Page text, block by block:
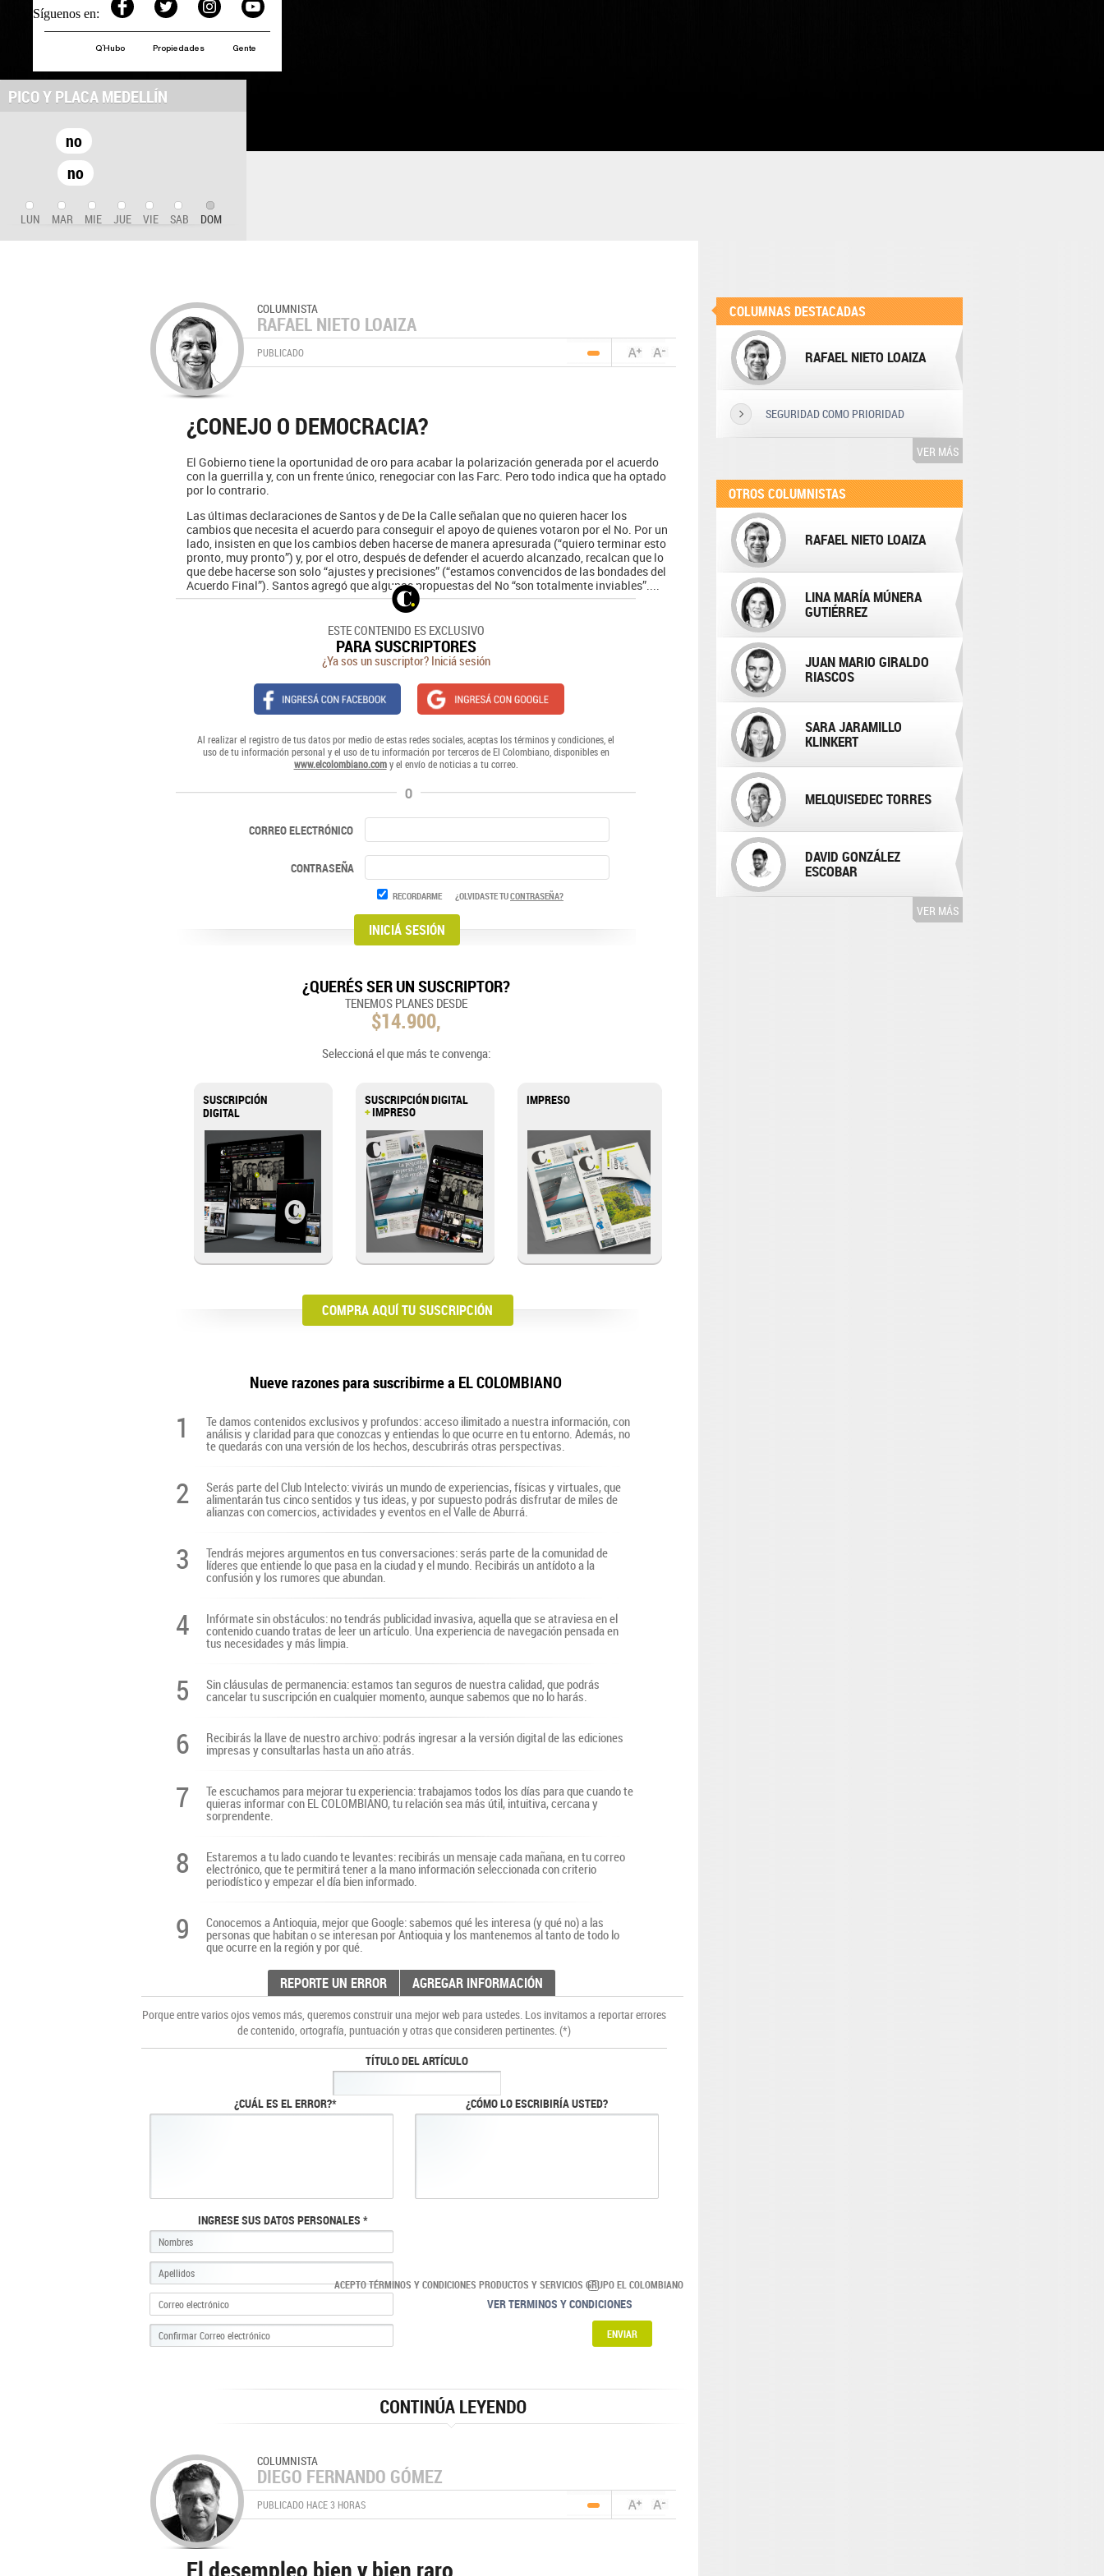
Síguenos en:
Q´Hubo Propiedades Gente
PICO Y PLACA MEDELLÍN
no
no
LUN MAR MIE JUE VIE SAB DOM
COLUMNISTA
RAFAEL NIETO LOAIZA
PUBLICADO
¿CONEJO O DEMOCRACIA?
El Gobierno tiene la oportunidad de oro para acabar la polarización generada por el acuerdo
con la guerrilla y, con un frente único, renegociar con las Farc. Pero todo indica que ha optado
por lo contrario.
Las últimas declaraciones de Santos y de De la Calle señalan que no quieren hacer los
cambios que necesita el acuerdo para conseguir el apoyo de quienes votaron por el No. Por un
lado, insisten en que los cambios deben hacerse de manera apresurada (“quiero terminar esto
pronto, muy pronto”) y, por el otro, después de defender el acuerdo alcanzado, recalcan que lo
que debe hacerse son solo “ajustes y precisiones” (“estamos convencidos de las bondades del
Acuerdo Final”). Santos agregó que algunas propuestas del No “son totalmente inviables”....
ESTE CONTENIDO ES EXCLUSIVO
PARA SUSCRIPTORES
¿Ya sos un suscriptor? Iniciá sesión
Al realizar el registro de tus datos por medio de estas redes sociales, aceptas los términos y condiciones, el
uso de tu información personal y el uso de tu información por terceros de El Colombiano, disponibles en
www.elcolombiano.comy el envío de noticias a tu correo.
O
CORREO ELECTRÓNICO
CONTRASEÑA
RECORDARME ¿OLVIDASTE TUCONTRASEÑA?
¿QUERÉS SER UN SUSCRIPTOR?
TENEMOS PLANES DESDE
$14.900,
Seleccioná el que más te convenga:
SUSCRIPCIÓN
DIGITAL
SUSCRIPCIÓN DIGITAL
+IMPRESO
IMPRESO
COMPRA AQUÍ TU SUSCRIPCIÓN
Nueve razones para suscribirme a EL COLOMBIANO
1 Te damos contenidos exclusivos y profundos: acceso ilimitado a nuestra información, con
análisis y claridad para que conozcas y entiendas lo que ocurre en tu entorno. Además, no
te quedarás con una versión de los hechos, descubrirás otras perspectivas.
2 Serás parte del Club Intelecto: vivirás un mundo de experiencias, físicas y virtuales, que
alimentarán tus cinco sentidos y tus ideas, y por supuesto podrás disfrutar de miles de
alianzas con comercios, actividades y eventos en el Valle de Aburrá.
3 Tendrás mejores argumentos en tus conversaciones: serás parte de la comunidad de
líderes que entiende lo que pasa en la ciudad y el mundo. Recibirás un antídoto a la
confusión y los rumores que abundan.
4 Infórmate sin obstáculos: no tendrás publicidad invasiva, aquella que se atraviesa en el
contenido cuando tratas de leer un artículo. Una experiencia de navegación pensada en
tus necesidades y más limpia.
5 Sin cláusulas de permanencia: estamos tan seguros de nuestra calidad, que podrás
cancelar tu suscripción en cualquier momento, aunque sabemos que no lo harás.
6 Recibirás la llave de nuestro archivo: podrás ingresar a la versión digital de las ediciones
impresas y consultarlas hasta un año atrás.
7 Te escuchamos para mejorar tu experiencia: trabajamos todos los días para que cuando te
quieras informar con EL COLOMBIANO, tu relación sea más útil, intuitiva, cercana y
sorprendente.
8 Estaremos a tu lado cuando te levantes: recibirás un mensaje cada mañana, en tu correo
electrónico, que te permitirá tener a la mano información seleccionada con criterio
periodístico y empezar el día bien informado.
9 Conocemos a Antioquia, mejor que Google: sabemos qué les interesa (y qué no) a las
personas que habitan o se interesan por Antioquia y los mantenemos al tanto de todo lo
que ocurre en la región y por qué.
REPORTE UN ERROR AGREGAR INFORMACIÓN
Porque entre varios ojos vemos más, queremos construir una mejor web para ustedes. Los invitamos a reportar errores
de contenido, ortografía, puntuación y otras que consideren pertinentes. (*)
TÍTULO DEL ARTÍCULO
¿CUÁL ES EL ERROR?* ¿CÓMO LO ESCRIBIRÍA USTED?
INGRESE SUS DATOS PERSONALES *
ACEPTO TÉRMINOS Y CONDICIONES PRODUCTOS Y SERVICIOS GRUPO EL COLOMBIANO
VER TERMINOS Y CONDICIONES
COLUMNISTA
DIEGO FERNANDO GÓMEZ
PUBLICADO HACE 3 HORAS
El desempleo bien y bien raro
COLUMNAS DESTACADAS
RAFAEL NIETO LOAIZA
SEGURIDAD COMO PRIORIDAD
VER MÁS
OTROS COLUMNISTAS
RAFAEL NIETO LOAIZA
LINA MARÍA MÚNERA
GUTIÉRREZ
JUAN MARIO GIRALDO
RIASCOS
SARA JARAMILLO
KLINKERT
MELQUISEDEC TORRES
DAVID GONZÁLEZ
ESCOBAR
VER MÁS